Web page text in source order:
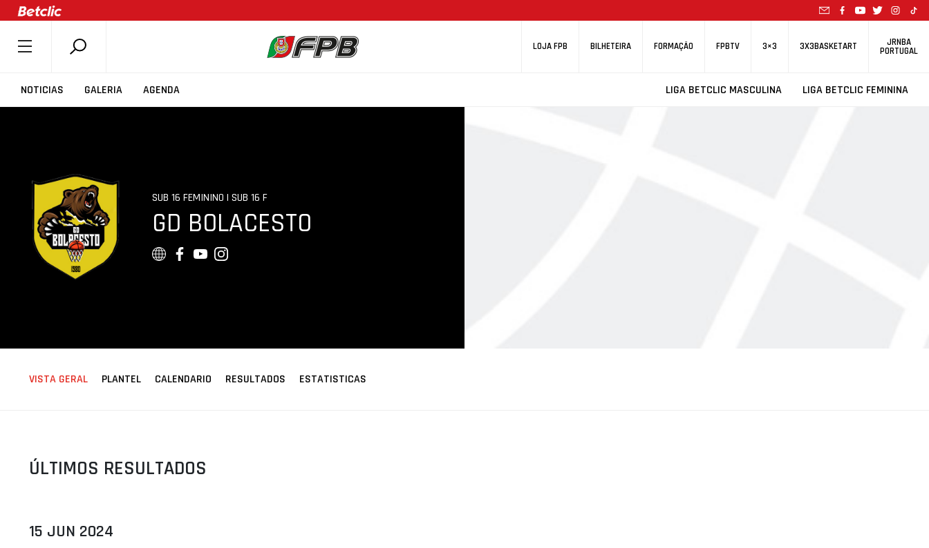
LOJA FPB BILHETEIRA FORMAÇÃO FPBTV 3×3 3X3BASKETART JRNBA
PORTUGAL
NOTICIAS GALERIA AGENDA LIGA BETCLIC MASCULINA LIGA BETCLIC FEMININA
SOBRE A FPB
DOCUMENTOS
ASSOCIAÇÕES
CLUBES
AGENTES
AGENDA
SELEÇÕES
PROJETOS
SUB 16 FEMININO | SUB 16 F
GD BOLACESTO
VISTA GERAL PLANTEL CALENDARIO RESULTADOS ESTATISTICAS
ÚLTIMOS RESULTADOS
15 JUN 2024